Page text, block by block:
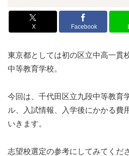
X Facebook
東京都としては初の区立中高一貫
中等教育学校。
今回は、千代田区立九段中等教育
ル、入試情報、入学後にかかる費
いきます。
志望校選定の参考にしてみてくだ